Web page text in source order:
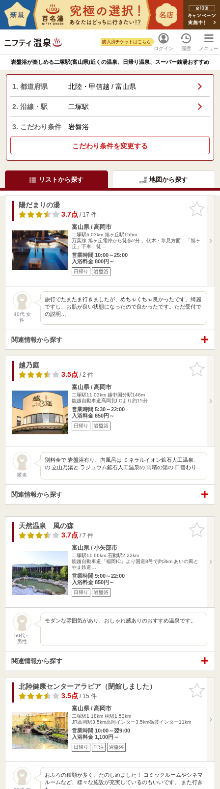
ログイン
購入済チケットはこちら
履歴 メニュー
岩盤浴が楽しめる二塚駅(富山県)近くの温泉、日帰り温泉、スーパー銭湯おすすめ
1. 都道府県 北陸・甲信越 / 富山県
2. 沿線・駅 二塚駅
3. こだわり条件 岩盤浴
こだわり条件を変更する
リストから探す 地図から探す
お気に入
りに追加
陽だまりの湯
3.7点/ 17 件
富山県 / 高岡市
二塚駅6.03km 旭ヶ丘駅155m
万葉線 旭ヶ丘電停から徒歩2分 、伏木・氷見方面 「旭ヶ
丘」下車 徒…
営業時間 10:00～25:00
入浴料金 800円～
日帰り 岩盤浴
40代 女
性
旅行でたまたま行きましたが、めちゃくちゃ良かったです。綺麗
ですし、お肌が良い状態になったので良かったです。ただ受付で
の説明…
関連情報から探す
お気に入
りに追加
越乃庭
3.5点/ 2 件
富山県 / 高岡市
二塚駅11.03km 越中国分駅146m
能越自動車道高岡北I.Cより約15分
営業時間 5:30～22:00
入浴料金 650円～
日帰り 岩盤浴
匿名
別料金で 岩盤浴有り、内風呂は ミネラルイオン鉱石人工温泉、
の 立山乃湯と ラジュウム鉱石人工温泉の 雨晴の湯の 日替わり…
関連情報から探す
お気に入
りに追加
天然温泉 風の森
3.7点/ 7 件
富山県 / 小矢部市
二塚駅11.66km 石動駅2.22km
能越自動車道「福岡IC」より国道8号で約3km あいの風と
やま鉄道…
営業時間 9:00～22:00
入浴料金 850円～
日帰り 岩盤浴
50代～
男性
モダンな雰囲気があり、おしゃれ感ありのおすすめ温泉です。
関連情報から探す
お気に入
りに追加
北陸健康センターアラピア（閉館しました）
3.5点/ 15 件
富山県 / 高岡市
二塚駅1.18km 林駅1.53km
JR高岡駅3.5km高岡インター3.5km砺波インター11km
営業時間 10:00～翌9:00
入浴料金 1,100円～
日帰り 宿泊 岩盤浴
おふろの種類が多く、たのしめました！ コミックルームやシネマ
ルームなど、様々な施設が充実しているのもいいです。 また行き